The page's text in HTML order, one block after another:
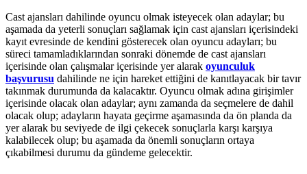
Cast ajansları dahilinde oyuncu olmak isteyecek olan adaylar; bu
aşamada da yeterli sonuçları sağlamak için cast ajansları içerisindeki
kayıt evresinde de kendini gösterecek olan oyuncu adayları; bu
süreci tamamladıklarından sonraki dönemde de cast ajansları
içerisinde olan çalışmalar içerisinde yer alarak oyunculuk
başvurusu dahilinde ne için hareket ettiğini de kanıtlayacak bir tavır
takınmak durumunda da kalacaktır. Oyuncu olmak adına girişimler
içerisinde olacak olan adaylar; aynı zamanda da seçmelere de dahil
olacak olup; adayların hayata geçirme aşamasında da ön planda da
yer alarak bu seviyede de ilgi çekecek sonuçlarla karşı karşıya
kalabilecek olup; bu aşamada da önemli sonuçların ortaya
çıkabilmesi durumu da gündeme gelecektir.